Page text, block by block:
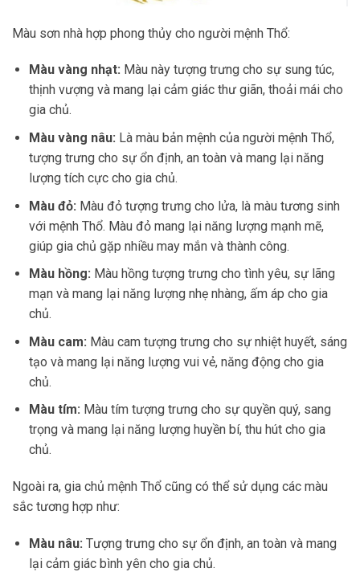
Màu sơn nhà hợp phong thủy cho người mệnh Thổ:
Màu vàng nhạt: Màu này tượng trưng cho sự sung túc,
thịnh vượng và mang lại cảm giác thư giãn, thoải mái cho
gia chủ.
Màu vàng nâu: Là màu bản mệnh của người mệnh Thổ,
tượng trưng cho sự ổn định, an toàn và mang lại năng
lượng tích cực cho gia chủ.
Màu đỏ: Màu đỏ tượng trưng cho lửa, là màu tương sinh
với mệnh Thổ. Màu đỏ mang lại năng lượng mạnh mẽ,
giúp gia chủ gặp nhiều may mắn và thành công.
Màu hồng: Màu hồng tượng trưng cho tình yêu, sự lãng
mạn và mang lại năng lượng nhẹ nhàng, ấm áp cho gia
chủ.
Màu cam: Màu cam tượng trưng cho sự nhiệt huyết, sáng
tạo và mang lại năng lượng vui vẻ, năng động cho gia
chủ.
Màu tím: Màu tím tượng trưng cho sự quyền quý, sang
trọng và mang lại năng lượng huyền bí, thu hút cho gia
chủ.
Ngoài ra, gia chủ mệnh Thổ cũng có thể sử dụng các màu
sắc tương hợp như:
Màu nâu: Tượng trưng cho sự ổn định, an toàn và mang
lại cảm giác bình yên cho gia chủ.